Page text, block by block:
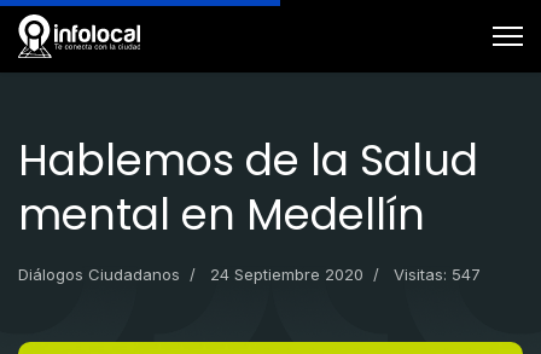
Hablemos de la Salud
mental en Medellín
Diálogos Ciudadanos 24 Septiembre 2020 Visitas: 547